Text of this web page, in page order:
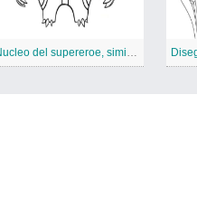
Nucleo del supereroe, simile a un armadillo.